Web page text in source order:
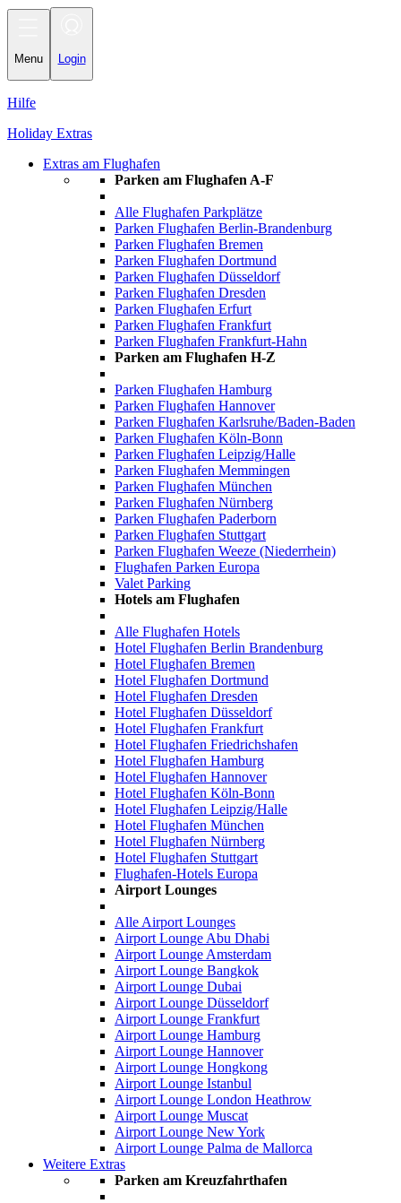
Menu Login
Hilfe
Holiday Extras
Extras am Flughafen
Parken am Flughafen A-F
Alle Flughafen Parkplätze
Parken Flughafen Berlin-Brandenburg
Parken Flughafen Bremen
Parken Flughafen Dortmund
Parken Flughafen Düsseldorf
Parken Flughafen Dresden
Parken Flughafen Erfurt
Parken Flughafen Frankfurt
Parken Flughafen Frankfurt-Hahn
Parken am Flughafen H-Z
Parken Flughafen Hamburg
Parken Flughafen Hannover
Parken Flughafen Karlsruhe/Baden-Baden
Parken Flughafen Köln-Bonn
Parken Flughafen Leipzig/Halle
Parken Flughafen Memmingen
Parken Flughafen München
Parken Flughafen Nürnberg
Parken Flughafen Paderborn
Parken Flughafen Stuttgart
Parken Flughafen Weeze (Niederrhein)
Flughafen Parken Europa
Valet Parking
Hotels am Flughafen
Alle Flughafen Hotels
Hotel Flughafen Berlin Brandenburg
Hotel Flughafen Bremen
Hotel Flughafen Dortmund
Hotel Flughafen Dresden
Hotel Flughafen Düsseldorf
Hotel Flughafen Frankfurt
Hotel Flughafen Friedrichshafen
Hotel Flughafen Hamburg
Hotel Flughafen Hannover
Hotel Flughafen Köln-Bonn
Hotel Flughafen Leipzig/Halle
Hotel Flughafen München
Hotel Flughafen Nürnberg
Hotel Flughafen Stuttgart
Flughafen-Hotels Europa
Airport Lounges
Alle Airport Lounges
Airport Lounge Abu Dhabi
Airport Lounge Amsterdam
Airport Lounge Bangkok
Airport Lounge Dubai
Airport Lounge Düsseldorf
Airport Lounge Frankfurt
Airport Lounge Hamburg
Airport Lounge Hannover
Airport Lounge Hongkong
Airport Lounge Istanbul
Airport Lounge London Heathrow
Airport Lounge Muscat
Airport Lounge New York
Airport Lounge Palma de Mallorca
Weitere Extras
Parken am Kreuzfahrthafen